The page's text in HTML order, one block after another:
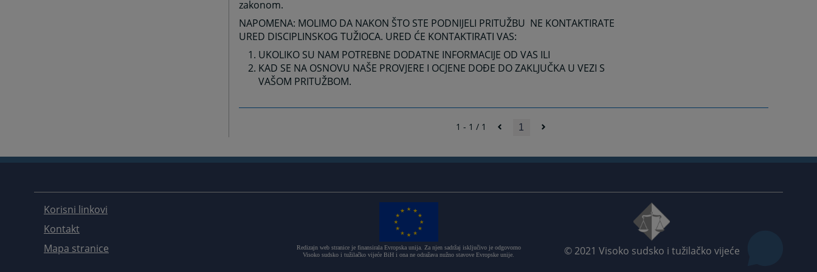
zakonom.
NAPOMENA: MOLIMO DA NAKON ŠTO STE PODNIJELI PRITUŽBU NE KONTAKTIRATE
URED DISCIPLINSKOG TUŽIOCA. URED ĆE KONTAKTIRATI VAS:
UKOLIKO SU NAM POTREBNE DODATNE INFORMACIJE OD VAS ILI
KAD SE NA OSNOVU NAŠE PROVJERE I OCJENE DOĐE DO ZAKLJUČKA U VEZI S
VAŠOM PRITUŽBOM.
1 - 1 / 1 1
Korisni linkovi
Kontakt
Mapa stranice
Redizajn web stranice je finansirala Evropska unija. Za njen sadržaj isključivo je odgovorno
Visoko sudsko i tužilačko vijeće BiH i ona ne odražava nužno stavove Evropske unije.
© 2021 Visoko sudsko i tužilačko vijeće